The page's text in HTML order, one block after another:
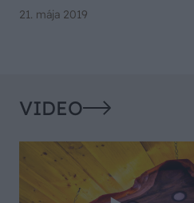
21. mája 2019
VIDEO